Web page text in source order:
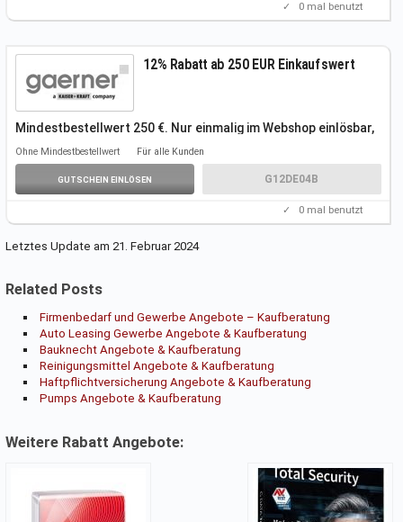
✓ 0 mal benutzt
12% Rabatt ab 250 EUR Einkaufswert
Mindestbestellwert 250 €. Nur einmalig im Webshop einlösbar,
Gutscheincode gültig von 01.04.-30.06.2022
Ohne Mindestbestellwert Für alle Kunden
GUTSCHEIN EINLÖSEN G12DE04B
✓ 0 mal benutzt
Letztes Update am 21. Februar 2024
Related Posts
Firmenbedarf und Gewerbe Angebote – Kaufberatung
Auto Leasing Gewerbe Angebote & Kaufberatung
Bauknecht Angebote & Kaufberatung
Reinigungsmittel Angebote & Kaufberatung
Haftpflichtversicherung Angebote & Kaufberatung
Pumps Angebote & Kaufberatung
Weitere Rabatt Angebote: